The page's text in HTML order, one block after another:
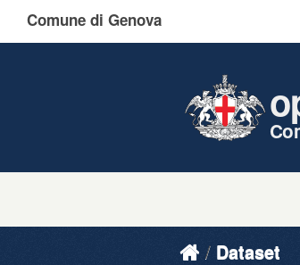
Comune di Genova
Dataset